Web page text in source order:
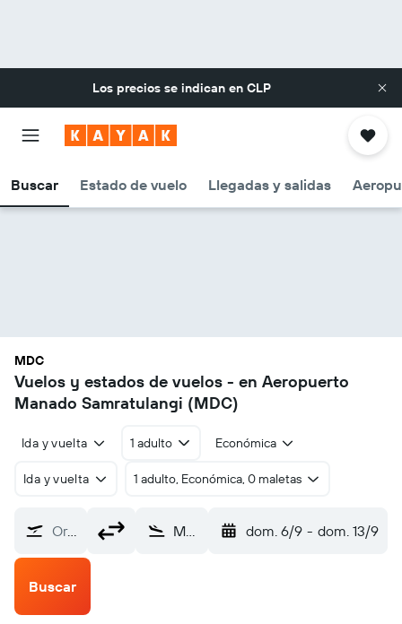
Los precios se indican en CLP
Buscar Estado de vuelo Llegadas y salidas
MDC
Vuelos y estados de vuelos - en Aeropuerto
Manado Samratulangi (MDC)
Ida y vuelta 1 adulto Económica
Ida y vuelta 1 adulto, Económica, 0 maletas
Origen Manado Samratulangi (MDC) dom. 6/9 - dom. 13/9
Buscar